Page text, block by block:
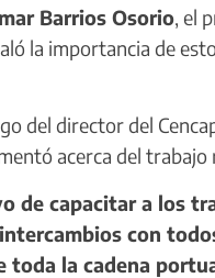
Barrios Osorio, el
la importancia de
del director del
acerca del trabajo
de capacitar a los
con
toda la cadena